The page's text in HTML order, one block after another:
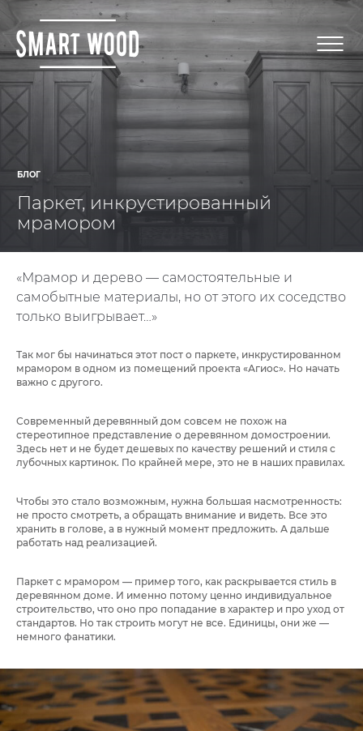
БЛОГ
Паркет, инкрустированный
мрамором
«Мрамор и дерево — самостоятельные и
самобытные материалы, но от этого их соседство
только выигрывает…»⁣⁣
Так мог бы начинаться этот пост о паркете, инкрустированном
мрамором в одном из помещений проекта «Агиос». Но начать
важно с другого.
Современный деревянный дом совсем не похож на
стереотипное представление о деревянном домостроении.
Здесь нет и не будет дешевых по качеству решений и стиля с
лубочных картинок. По крайней мере, это не в наших правилах.
Чтобы это стало возможным, нужна большая насмотренность:
не просто смотреть, а обращать внимание и видеть. Все это
хранить в голове, а в нужный момент предложить. А дальше
работать над реализацией.
Паркет с мрамором — пример того, как раскрывается стиль в
деревянном доме. И именно потому ценно индивидуальное
строительство, что оно про попадание в характер и про уход от
стандартов. Но так строить могут не все. Единицы, они же —
немного фанатики.